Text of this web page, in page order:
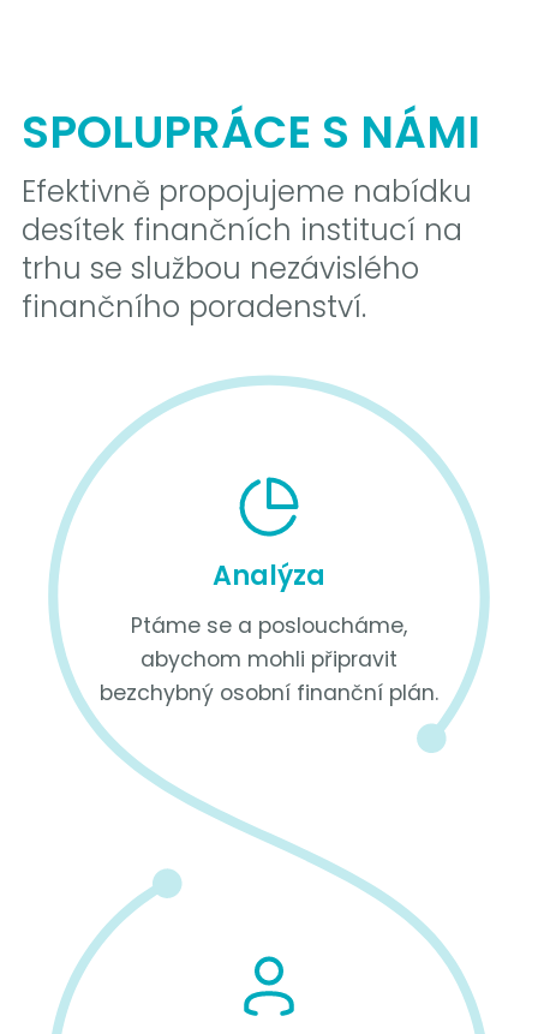
SPOLUPRÁCE S NÁMI
Efektivně propojujeme nabídku
desítek finančních institucí na
trhu se službou nezávislého
finančního poradenství.
Analýza
Ptáme se a posloucháme,
abychom mohli připravit
bezchybný osobní finanční plán.